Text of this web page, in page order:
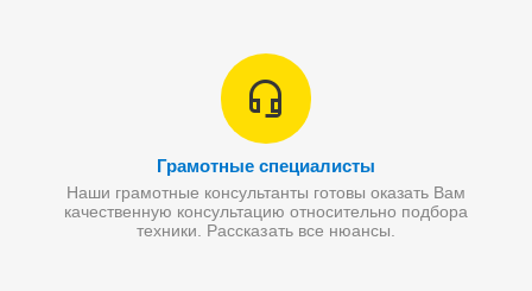
Грамотные специалисты
Наши грамотные консультанты готовы оказать Вам
качественную консультацию относительно подбора
техники. Рассказать все нюансы.